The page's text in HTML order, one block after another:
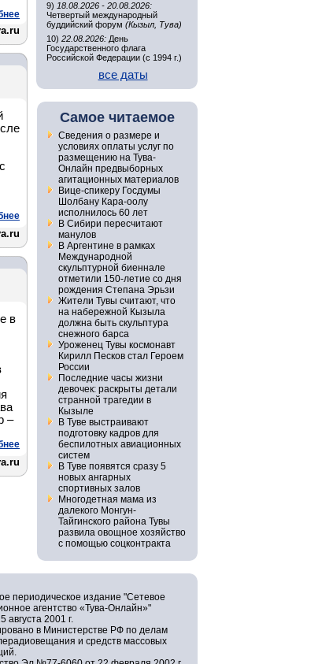
в
–
9) 18.08.2026 - 20.08.2026:
Четвертый международный
буддийский форум (Кызыл, Тува)
10) 22.08.2026: День
Государственного флага
Российской Федерации (с 1994 г.)
все даты
Самое читаемое
Сведения о размере и
условиях оплаты услуг по
размещению на Тува-
Онлайн предвыборных
агитационных материалов
Вице-спикеру Госдумы
Шолбану Кара-оолу
исполнилось 60 лет
В Сибири пересчитают
манулов
В Аргентине в рамках
Международной
скульптурной биеннале
отметили 150-летие со дня
рождения Степана Эрьзи
Жители Тувы считают, что
на набережной Кызыла
должна быть скульптура
снежного барса
Уроженец Тувы космонавт
Кирилл Песков стал Героем
России
Последние часы жизни
девочек: раскрыты детали
странной трагедии в
Кызыле
В Туве выстраивают
подготовку кадров для
беспилотных авиационных
систем
В Туве появятся сразу 5
новых ангарных
спортивных залов
Многодетная мама из
далекого Монгун-
Тайгинского района Тувы
развила овощное хозяйство
с помощью соцконтракта
периодическое издание "Сетевое
агентство «Тува-Онлайн»"
августа 2001 г.
в Министерстве РФ по делам
и средств массовых